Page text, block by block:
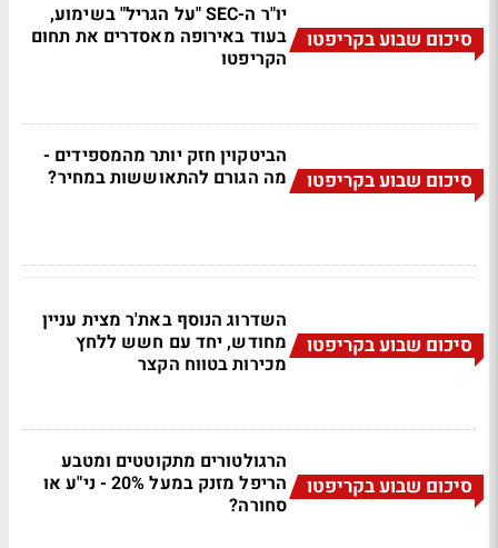
סיכום שבוע בקריפטו
יו"ר ה-SEC "על הגריל" בשימוע,
בעוד באירופה מאסדרים את תחום
הקריפטו
סיכום שבוע בקריפטו
הביטקוין חזק יותר מהמספידים -
מה הגורם להתאוששות במחיר?
סיכום שבוע בקריפטו
השדרוג הנוסף באת'ר מצית עניין
מחודש, יחד עם חשש ללחץ
מכירות בטווח הקצר
סיכום שבוע בקריפטו
הרגולטורים מתקוטטים ומטבע
הריפל מזנק במעל 20% - ני"ע או
סחורה?